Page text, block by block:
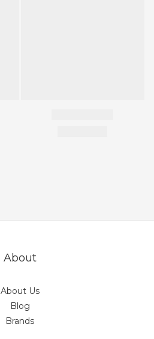
About
About Us
Blog
Brands